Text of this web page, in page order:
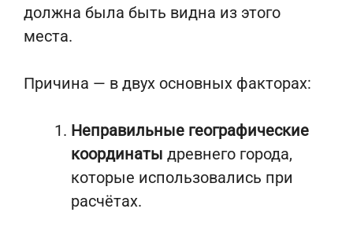
должна была быть видна из этого
места.
Причина — в двух основных факторах:
Неправильные географические
координаты древнего города,
которые использовались при
расчётах.